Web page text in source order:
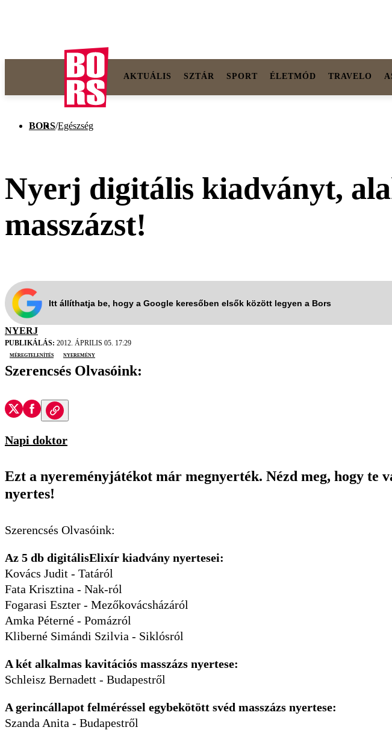
AKTUÁLIS SZTÁR SPORT ÉLETMÓD TRAVELO
BORS/Egészség
Nyerj digitális kiadványt,
masszázst!
Itt állíthatja be, hogy a Google keresőben elsők között legyen a Bors
NYERJ
PUBLIKÁLÁS: 2012. ÁPRILIS 05. 17:29
méregtelenítés
nyeremény
Szerencsés Olvasóink:
Napi doktor
Ezt a nyereményjátékot már megnyerték. Nézd meg, hogy te
nyertes!
Szerencsés Olvasóink:
Az 5 db digitálisElixír kiadvány nyertesei:
Kovács Judit - Tatáról
Fata Krisztina - Nak-ról
Fogarasi Eszter - Mezőkovácsházáról
Amka Péterné - Pomázról
Kliberné Simándi Szilvia - Siklósról
A két alkalmas kavitációs masszázs nyertese:
Schleisz Bernadett - Budapestről
A gerincállapot felméréssel egybekötött svéd masszázs nyertese:
Szanda Anita - Budapestről